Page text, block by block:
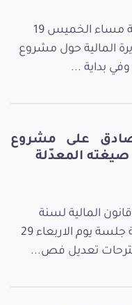
عقدت لجنة المالية والميزانية جلسة مساء الخميس 19
وزيرة المالية حول مشروع
تصادق على مشروع
المالية لسنة
2024، عقدت لجنة المالية والميزانية جلسة يوم الاربعاء 29